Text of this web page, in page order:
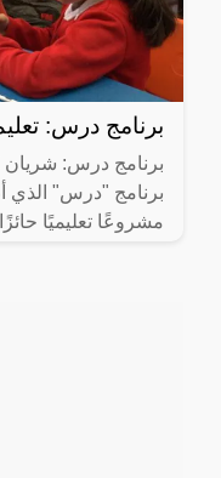
برنامج درس:
برنامج درس: شريان
مشروعًا تعليميًا